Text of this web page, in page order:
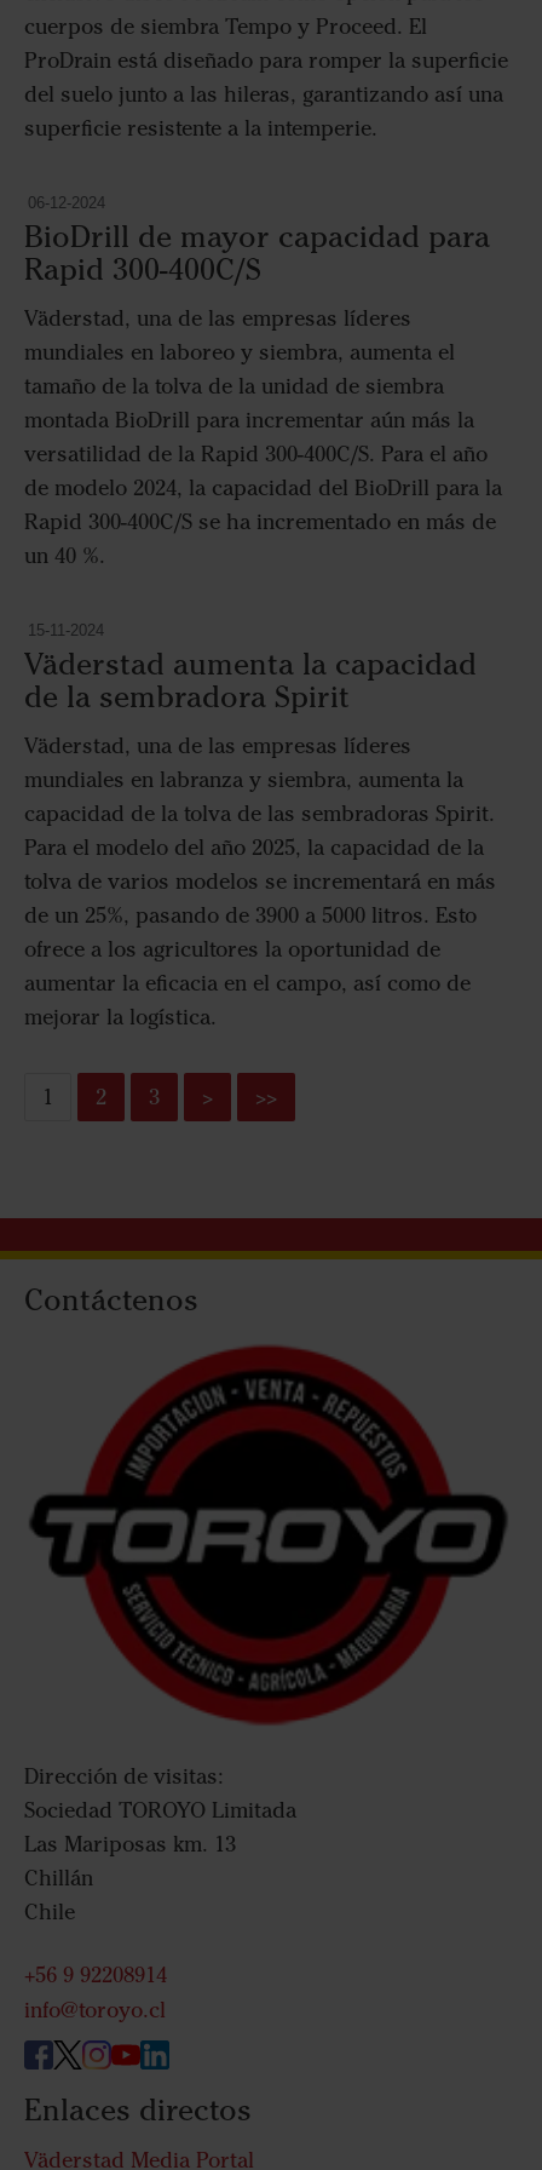
cuerpos de siembra Tempo y Proceed. El
ProDrain está diseñado para romper la superficie
del suelo junto a las hileras, garantizando así una
superficie resistente a la intemperie.
06-12-2024
BioDrill de mayor capacidad para
Rapid 300-400C/S
Väderstad, una de las empresas líderes
mundiales en laboreo y siembra, aumenta el
tamaño de la tolva de la unidad de siembra
montada BioDrill para incrementar aún más la
versatilidad de la Rapid 300-400C/S. Para el año
de modelo 2024, la capacidad del BioDrill para la
Rapid 300-400C/S se ha incrementado en más de
un 40 %.
15-11-2024
Väderstad aumenta la capacidad
de la sembradora Spirit
Väderstad, una de las empresas líderes
mundiales en labranza y siembra, aumenta la
capacidad de la tolva de las sembradoras Spirit.
Para el modelo del año 2025, la capacidad de la
tolva de varios modelos se incrementará en más
de un 25%, pasando de 3900 a 5000 litros. Esto
ofrece a los agricultores la oportunidad de
aumentar la eficacia en el campo, así como de
mejorar la logística.
1 2 3 > >>
Contáctenos
Dirección de visitas:
Sociedad TOROYO Limitada
Las Mariposas km. 13
Chillán
Chile
+56 9 92208914
info@toroyo.cl
Enlaces directos
Väderstad Media Portal